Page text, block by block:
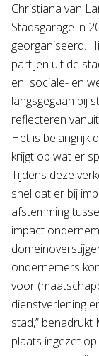
Christiana van
Stadsgarage in
georganiseerd.
partijen uit de
en sociale- en
langsgegaan bij
reflecteren
Het is belangrijk
krijgt op wat er
Tijdens deze
snel dat er bij
afstemming
impact
ondernemers
voor
dienstverlening
stad,”
plaats ingezet